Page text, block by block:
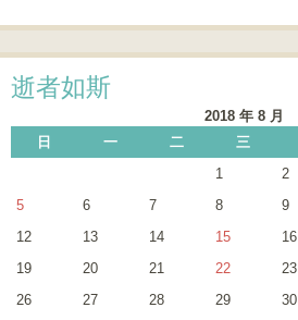
Post navigation
逝者如斯
2018 年 8 月
日
一 二 三
1
2
5
6 7 8 9
12
13 14 15 16
19
20 21 22 23
26
27 28 29 30